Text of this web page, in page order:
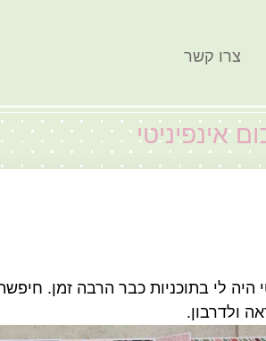
צרו קשר
אינפיניטי
היה לי בתוכניות כבר הרבה זמן.
ולדרבון.